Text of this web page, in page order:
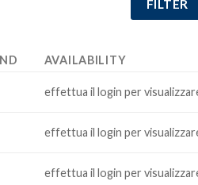
AVAILABILITY
effettua il login per
effettua il login per
effettua il login per